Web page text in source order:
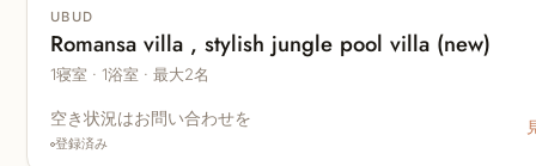
UBUD
Romansa villa , stylish jungle pool villa (new)
1寝室 · 1浴室 · 最大2名
空き状況はお問い合わせを
登録済み